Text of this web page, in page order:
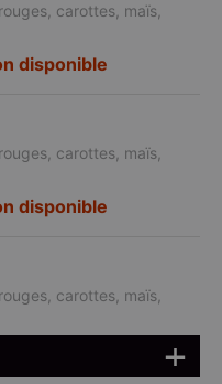
carottes, maïs,
disponible
carottes, maïs,
disponible
carottes, maïs,